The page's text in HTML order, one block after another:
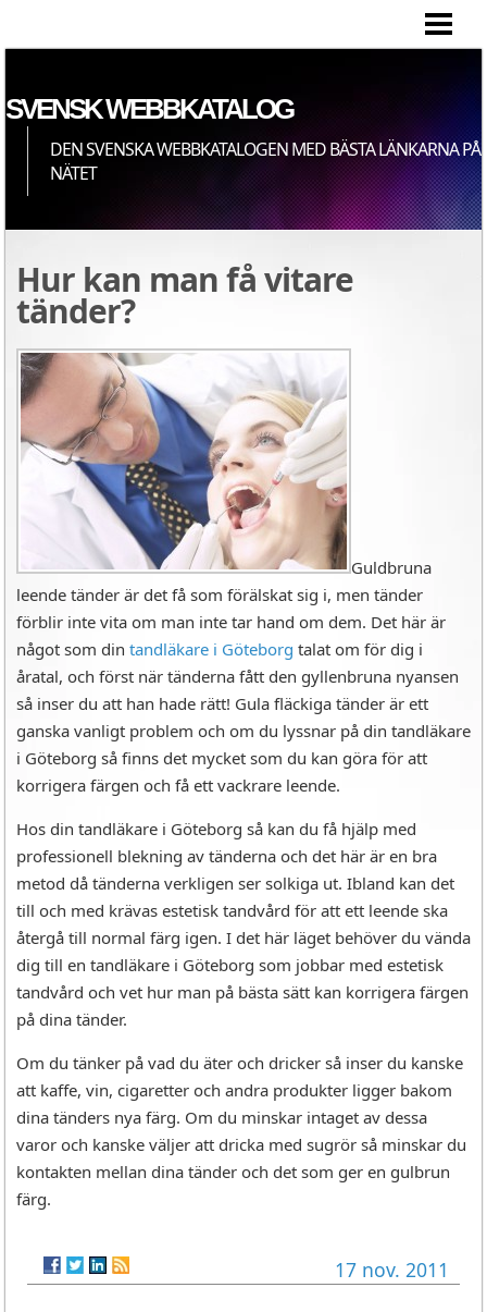
SVENSK WEBBKATALOG
DEN SVENSKA WEBBKATALOGEN MED BÄSTA LÄNKARNA PÅ
NÄTET
Hur kan man få vitare
tänder?
Guldbruna
leende tänder är det få som förälskat sig i, men tänder
förblir inte vita om man inte tar hand om dem. Det här är
något som din tandläkare i Göteborg talat om för dig i
åratal, och först när tänderna fått den gyllenbruna nyansen
så inser du att han hade rätt! Gula fläckiga tänder är ett
ganska vanligt problem och om du lyssnar på din tandläkare
i Göteborg så finns det mycket som du kan göra för att
korrigera färgen och få ett vackrare leende.
Hos din tandläkare i Göteborg så kan du få hjälp med
professionell blekning av tänderna och det här är en bra
metod då tänderna verkligen ser solkiga ut. Ibland kan det
till och med krävas estetisk tandvård för att ett leende ska
återgå till normal färg igen. I det här läget behöver du vända
dig till en tandläkare i Göteborg som jobbar med estetisk
tandvård och vet hur man på bästa sätt kan korrigera färgen
på dina tänder.
Om du tänker på vad du äter och dricker så inser du kanske
att kaffe, vin, cigaretter och andra produkter ligger bakom
dina tänders nya färg. Om du minskar intaget av dessa
varor och kanske väljer att dricka med sugrör så minskar du
kontakten mellan dina tänder och det som ger en gulbrun
färg.
17 nov. 2011